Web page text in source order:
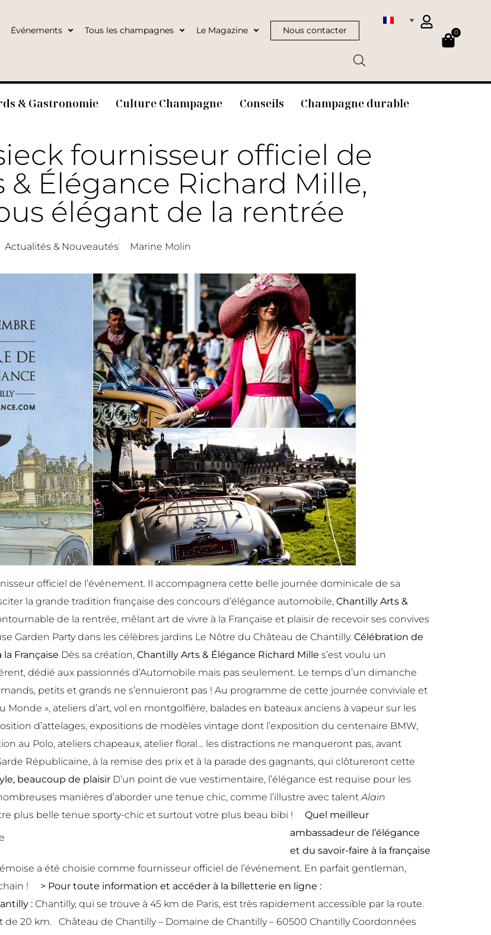
Événements Tous les champagnes Le Magazine Nous contacter 0
& Gastronomie Culture Champagne Conseils Champagne durable
fournisseur officiel de
Élégance Richard Mille,
élégant de la rentrée
Actualités & Nouveautés Marine Molin
officiel de l’événement. Il accompagnera cette belle journée dominicale de sa
la grande tradition française des concours d’élégance automobile, Chantilly Arts &
de la rentrée, mêlant art de vivre à la Française et plaisir de recevoir ses convives
Garden Party dans les célèbres jardins Le Nôtre du Château de Chantilly. Célébration de
la Française Dès sa création, Chantilly Arts & Élégance Richard Mille s’est voulu un
dédié aux passionnés d’Automobile mais pas seulement. Le temps d’un dimanche
petits et grands ne s’ennuieront pas ! Au programme de cette journée conviviale et
Monde », ateliers d’art, vol en montgolfière, balades en bateaux anciens à vapeur sur les
d’attelages, expositions de modèles vintage dont l’exposition du centenaire BMW,
au Polo, ateliers chapeaux, atelier floral… les distractions ne manqueront pas, avant
Républicaine, à la remise des prix et à la parade des gagnants, qui clôtureront cette
beaucoup de plaisir D’un point de vue vestimentaire, l’élégance est requise pour les
manières d’aborder une tenue chic, comme l’illustre avec talent Alain
plus belle tenue sporty-chic et surtout votre plus beau bibi !
Quel meilleur
ambassadeur de l’élégance
et du savoir-faire à la française
a été choisie comme fournisseur officiel de l’événement. En parfait gentleman,
! > Pour toute information et accéder à la billetterie en ligne :
: Chantilly, qui se trouve à 45 km de Paris, est très rapidement accessible par la route.
de 20 km. Château de Chantilly – Domaine de Chantilly – 60500 Chantilly Coordonnées